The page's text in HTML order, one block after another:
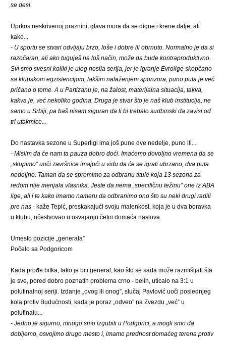
se desi.
Uprkos neskrivenoj praznini, glava mora da se digne i krene dalje, ali
kako...
- U sportu se stvari odvijaju brzo, loše i dobre ili obrnuto. Normalno je da si
razočaran, ali ako tuguješ na loš način, može da bude kontraproduktivno.
Svi smo svesni koliki je ulog nosila serija, jer je igranje Evrolige skopčano
sa klupskom egzistencijom, lakšim nalaženjem sponzora, puno puta je već
pričano o tome. A u Partizanu je, na žalost, materijalna situacija, takva,
kakva je, već nekoliko godina. Druga je stvar što je naš klub institucija, ne
samo u Srbiji, pa baš nisam siguran da li bi trebalo sudbinski da zavisi od
tri utakmice...
Do nastavka sezone u Superligi ima još pune dve nedelje, puno ili...
- Mislim da će nam ta pauza dobro doći. Imaćemo dovoljno vremena da se
„skupimo” uoči završnice imajući u vidu da će se igrati ubrzano, dva puta
nedeljno. Taman da se spremimo za odbranu titule koja 13 sezona za
redom nije menjala vlasnika. Jeste da nema „specifičnu težinu” one iz ABA
lige, ali i te kako imamo nameru da odbranimo ono što su neki drugi radili
pre nas- kažeTepić, preskakajući svoju malenkost, koja je u dva boravka
u klubu, učestvovao u osvajanju četiri domaća naslova.
Umesto pozicije „generala”
Počelo sa Podgoricom
Kada prođe bitka, lako je biti general, kao što se sada može razmišljati šta
je sve, pored dobro poznatih problema crno - belih, uticalo na 3:1 u
polufinalnoj seriji. Izdanje „ovog ili onog”, slučaj Pavlović uoči poslednjeg
kola protiv Budućnosti, kada je poraz „odveo” na Zvezdu „već” u
polufinalu...
- Jedno je sigurno, mnogo smo izgubili u Podgorici, a mogli smo da
dobijemo, osvojimo drugo mesto i, imamo prednost domaćeg terena protiv